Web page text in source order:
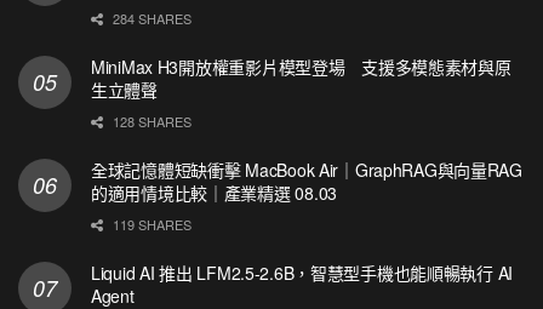
284 SHARES
MiniMax H3開放權重影片模型登場 支援多模態素材與原
生立體聲
128 SHARES
全球記憶體短缺衝擊 MacBook Air｜GraphRAG與向量RAG
的適用情境比較｜產業精選 08.03
119 SHARES
Liquid AI 推出 LFM2.5-2.6B，智慧型手機也能順暢執行 AI
Agent